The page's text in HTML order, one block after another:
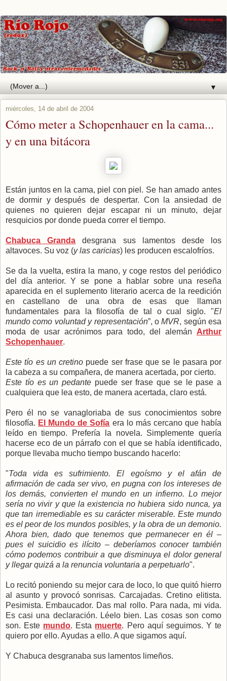
▼
miércoles, 14 de abril de 2004
Cómo meter a Schopenhauer en la cama...
y en una bitácora
Están juntos en la cama, piel con piel. Se han amado antes
de dormir y después de despertar. Con la ansiedad de
quienes no quieren dejar escapar ni un minuto, dejar
resquicios por donde pueda correr el tiempo.
Chabuca Granda desgrana sus lamentos desde los
altavoces. Su voz (y las caricias) les producen escalofríos.
Se da la vuelta, estira la mano, y coge restos del periódico
del día anterior. Y se pone a hablar sobre una reseña
aparecida en el suplemento literario acerca de la reedición
en castellano de una obra de esas que llaman
fundamentales para la filosofía de tal o cual siglo. "El
mundo como voluntad y representación”, oMVR, según esa
moda de usar acrónimos para todo, del alemán Arthur
Schopenhauer.
Este tío es un cretino puede ser frase que se le pasara por
la cabeza a su compañera, de manera acertada, por cierto.
Este tío es un pedante puede ser frase que se le pase a
cualquiera que lea esto, de manera acertada, claro está.
Pero él no se vanagloriaba de sus conocimientos sobre
filosofía. El Mundo de Sofía era lo más cercano que había
leído en tiempo. Prefería la novela. Simplemente quería
hacerse eco de un párrafo con el que se había identificado,
porque llevaba mucho tiempo buscando hacerlo:
"Toda vida es sufrimiento. El egoísmo y el afán de
afirmación de cada ser vivo, en pugna con los intereses de
los demás, convierten el mundo en un infierno. Lo mejor
sería no vivir y que la existencia no hubiera sido nunca, ya
que tan irremediable es su carácter miserable. Este mundo
es el peor de los mundos posibles, y la obra de un demonio.
Ahora bien, dado que tenemos que permanecer en él –
pues el suicidio es ilícito – deberíamos conocer también
cómo podemos contribuir a que disminuya el dolor general
y llegar quizá a la renuncia voluntaria a perpetuarlo".
Lo recitó poniendo su mejor cara de loco, lo que quitó hierro
al asunto y provocó sonrisas. Carcajadas. Cretino elitista.
Pesimista. Embaucador. Das mal rollo. Para nada, mi vida.
Es casi una declaración. Léelo bien. Las cosas son como
son. Este mundo. Esta muerte. Pero aquí seguimos. Y te
quiero por ello. Ayudas a ello. A que sigamos aquí.
Y Chabuca desgranaba sus lamentos limeños.